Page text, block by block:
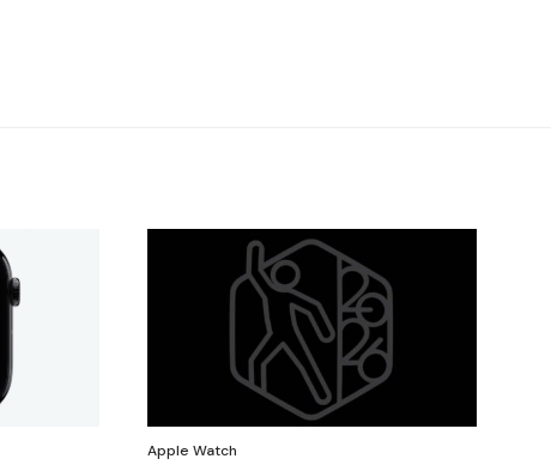
Apple Watch